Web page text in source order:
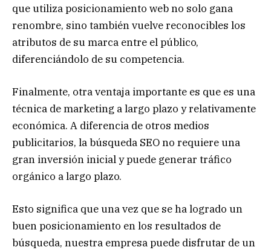
que utiliza posicionamiento web no solo gana
renombre, sino también vuelve reconocibles los
atributos de su marca entre el público,
diferenciándolo de su competencia.
Finalmente, otra ventaja importante es que es una
técnica de marketing a largo plazo y relativamente
económica. A diferencia de otros medios
publicitarios, la búsqueda SEO no requiere una
gran inversión inicial y puede generar tráfico
orgánico a largo plazo.
Esto significa que una vez que se ha logrado un
buen posicionamiento en los resultados de
búsqueda, nuestra empresa puede disfrutar de un